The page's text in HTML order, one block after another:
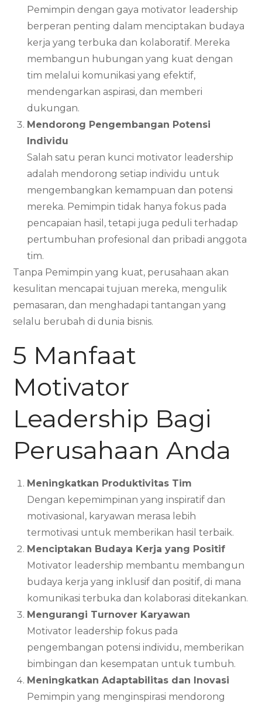
Pemimpin dengan gaya motivator leadership
berperan penting dalam menciptakan budaya
kerja yang terbuka dan kolaboratif. Mereka
membangun hubungan yang kuat dengan
tim melalui komunikasi yang efektif,
mendengarkan aspirasi, dan memberi
dukungan.
Mendorong Pengembangan Potensi
Individu
Salah satu peran kunci motivator leadership
adalah mendorong setiap individu untuk
mengembangkan kemampuan dan potensi
mereka. Pemimpin tidak hanya fokus pada
pencapaian hasil, tetapi juga peduli terhadap
pertumbuhan profesional dan pribadi anggota
tim.
Tanpa Pemimpin yang kuat, perusahaan akan
kesulitan mencapai tujuan mereka, mengulik
pemasaran, dan menghadapi tantangan yang
selalu berubah di dunia bisnis.
5 Manfaat
Motivator
Leadership Bagi
Perusahaan Anda
Meningkatkan Produktivitas Tim
Dengan kepemimpinan yang inspiratif dan
motivasional, karyawan merasa lebih
termotivasi untuk memberikan hasil terbaik.
Menciptakan Budaya Kerja yang Positif
Motivator leadership membantu membangun
budaya kerja yang inklusif dan positif, di mana
komunikasi terbuka dan kolaborasi ditekankan.
Mengurangi Turnover Karyawan
Motivator leadership fokus pada
pengembangan potensi individu, memberikan
bimbingan dan kesempatan untuk tumbuh.
Meningkatkan Adaptabilitas dan Inovasi
Pemimpin yang menginspirasi mendorong